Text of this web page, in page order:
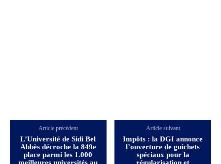
Article précédent
L’Université de Sidi Bel
Abbès décroche la 849e
place parmi les 1.000
meilleures universités au
Article suivant
Impôts : la DGI annonce
l’ouverture de guichets
spéciaux pour la
régularisation et